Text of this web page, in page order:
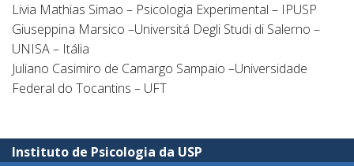
Livia Mathias Simao – Psicologia Experimental – IPUSP
Giuseppina Marsico –Universitá Degli Studi di Salerno –
UNISA – Itália
Juliano Casimiro de Camargo Sampaio –Universidade
Federal do Tocantins – UFT
Instituto de Psicologia da USP